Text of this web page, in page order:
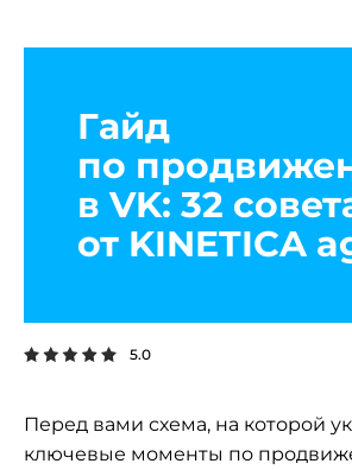
Гайд
по
в VK: 32
от KINETICA
5.0
Перед вами схема, на которой
ключевые моменты по